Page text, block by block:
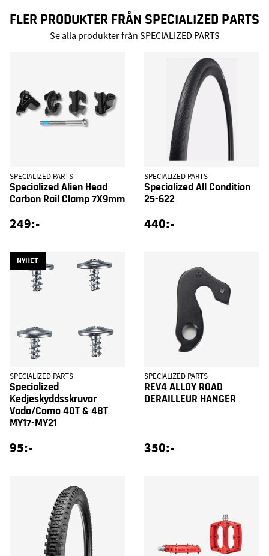
FLER PRODUKTER FRÅN SPECIALIZED PARTS
Se alla produkter från SPECIALIZED PARTS
SPECIALIZED PARTS
Specialized Alien Head
Carbon Rail Clamp 7X9mm
249:-
SPECIALIZED PARTS
Specialized All Condition
25-622
440:-
NYHET
SPECIALIZED PARTS
Specialized
Kedjeskyddsskruvar
Vado/Como 40T & 48T
MY17-MY21
95:-
SPECIALIZED PARTS
REV4 ALLOY ROAD
DERAILLEUR HANGER
350:-